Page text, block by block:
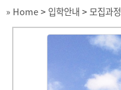
» Home> 입학안내 >모집과정